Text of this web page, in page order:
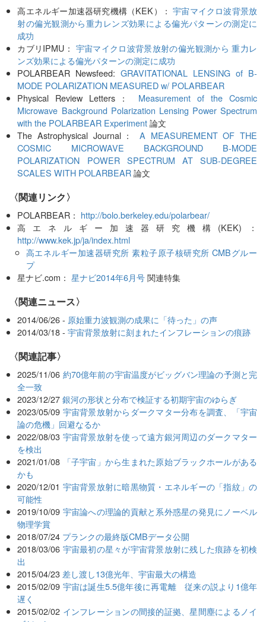
高エネルギー加速器研究機構（KEK）：宇宙マイクロ波背景放
射の偏光観測から重力レンズ効果による偏光パターンの測定に
成功
カブリIPMU： 宇宙マイクロ波背景放射の偏光観測から 重力レ
ンズ効果による偏光パターンの測定に成功
POLARBEAR Newsfeed:GRAVITATIONAL LENSING of B-
MODE POLARIZATION MEASURED w/ POLARBEAR
Physical Review Letters： Measurement of the Cosmic
Microwave Background Polarization Lensing Power Spectrum
with the POLARBEAR Experiment論文
The Astrophysical Journal：A MEASUREMENT OF THE
COSMIC MICROWAVE BACKGROUND B-MODE
POLARIZATION POWER SPECTRUM AT SUB-DEGREE
SCALES WITH POLARBEAR論文
〈関連リンク〉
POLARBEAR： http://bolo.berkeley.edu/polarbear/
高エネルギー加速器研究機構(KEK)：
http://www.kek.jp/ja/index.html
高エネルギー加速器研究所 素粒子原子核研究所 CMBグルー
プ
星ナビ.com：星ナビ2014年6月号関連特集
〈関連ニュース〉
2014/06/26 - 原始重力波観測の成果に「待った」の声
2014/03/18 -宇宙背景放射に刻まれたインフレーションの痕跡
関連記事
2025/11/06 約70億年前の宇宙温度がビッグバン理論の予測と完
全一致
2023/12/27 銀河の形状と分布で検証する初期宇宙のゆらぎ
2023/05/09 宇宙背景放射からダークマター分布を調査、「宇宙
論の危機」回避なるか
2022/08/03 宇宙背景放射を使って遠方銀河周辺のダークマター
を検出
2021/01/08
「子宇宙」から生まれた原始ブラックホールがある
かも
2020/12/01 宇宙背景放射に暗黒物質・エネルギーの「指紋」の
可能性
2019/10/09 宇宙論への理論的貢献と系外惑星の発見にノーベル
物理学賞
2018/07/24 プランクの最終版CMBデータ公開
2018/03/06 宇宙最初の星々が宇宙背景放射に残した痕跡を初検
出
2015/04/23 差し渡し13億光年、宇宙最大の構造
2015/02/09 宇宙は誕生5.5億年後に再電離 従来の説より1億年
遅く
2015/02/02 インフレーションの間接的証拠、星間塵によるノイ